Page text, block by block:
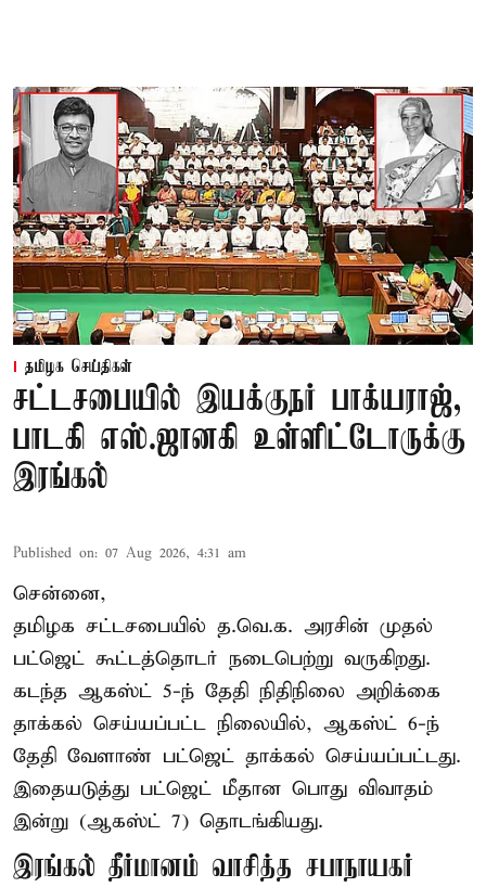
தமிழக செய்திகள்
சட்டசபையில் இயக்குநர் பாக்யராஜ்,
பாடகி எஸ்.ஜானகி உள்ளிட்டோருக்கு
இரங்கல்
Published on: 07 Aug 2026, 4:31 am
சென்னை,
தமிழக சட்டசபையில் த.வெ.க. அரசின் முதல்
பட்ஜெட் கூட்டத்தொடர் நடைபெற்று வருகிறது.
கடந்த ஆகஸ்ட் 5-ந் தேதி நிதிநிலை அறிக்கை
தாக்கல் செய்யப்பட்ட நிலையில், ஆகஸ்ட் 6-ந்
தேதி வேளாண் பட்ஜெட் தாக்கல் செய்யப்பட்டது.
இதையடுத்து பட்ஜெட் மீதான பொது விவாதம்
இன்று (ஆகஸ்ட் 7) தொடங்கியது.
இரங்கல் தீர்மானம் வாசித்த சபாநாயகர்